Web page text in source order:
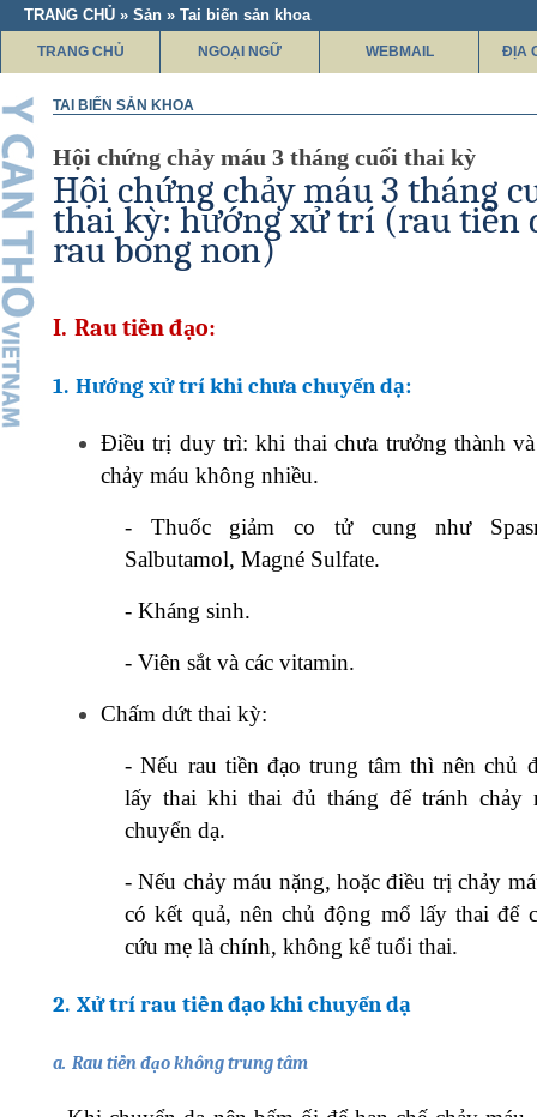
TRANG CHỦ » Sản » Tai biến sản khoa
TRANG CHỦ NGOẠI NGỮ WEBMAIL ĐỊA
TAI BIẾN SẢN KHOA
Hội chứng chảy máu 3 tháng cuối thai kỳ
Hội chứng chảy máu 3 tháng
thai kỳ: hướng xử trí (rau tiền
rau bong non)
I. Rau tiền đạo:
1. Hướng xử trí khi chưa chuyển dạ:
Điều trị duy trì: khi thai chưa trưởng thành
chảy máu không nhiều.
-
Thuốc giảm co tử cung như
Salbutamol, Magné Sulfate.
- Kháng sinh.
- Viên sắt và các vitamin.
Chấm dứt thai kỳ:
- Nếu rau tiền đạo trung tâm thì nên chủ
lấy thai khi thai đủ tháng để tránh chảy
chuyển dạ.
- Nếu chảy máu nặng, hoặc điều trị chảy
có kết quả, nên chủ động mổ lấy thai để
cứu mẹ là chính, không kể tuổi thai.
2. Xử trí rau tiền đạo khi chuyển dạ
a. Rau tiền đạo không trung tâm